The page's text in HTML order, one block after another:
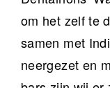
om het zelf te
samen met
neergezet en